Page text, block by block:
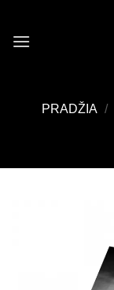
content
PRADŽIA /